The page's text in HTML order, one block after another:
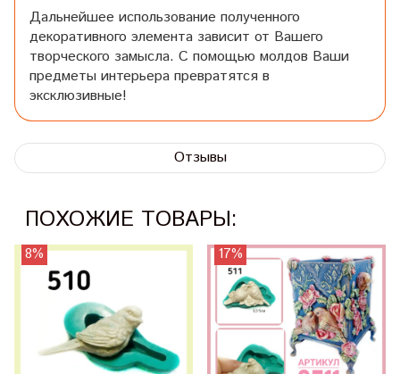
Дальнейшее использование полученного
декоративного элемента зависит от Вашего
творческого замысла. С помощью молдов Ваши
предметы интерьера превратятся в
эксклюзивные!
Отзывы
ПОХОЖИЕ ТОВАРЫ:
8% 17%